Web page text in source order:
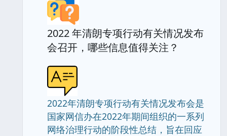
2022 年清朗专项行动有关情况发布
会召开，哪些信息值得关注？
2022年清朗专项行动有关情况发布会是
国家网信办在2022年期间组织的一系列
网络治理行动的阶段性总结，旨在回应